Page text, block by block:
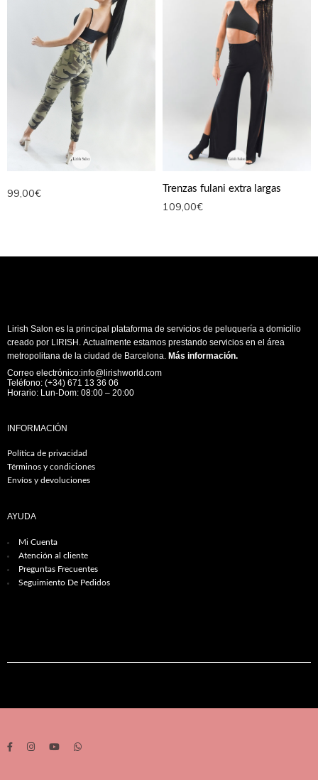
99,00€ Trenzas fulani extra largas
109,00€
Lirish Salon es la principal plataforma de servicios de peluquería a domicilio
creado por LIRISH. Actualmente estamos prestando servicios en el área
metropolitana de la ciudad de Barcelona. Más información.
Correo electrónico:info@lirishworld.com
Teléfono: (+34) 671 13 36 06
Horario: Lun-Dom: 08:00 – 20:00
INFORMACIÓN
Política de privacidad
Términos y condiciones
Envíos y devoluciones
AYUDA
Mi Cuenta
Atención al cliente
Preguntas Frecuentes
Seguimiento De Pedidos